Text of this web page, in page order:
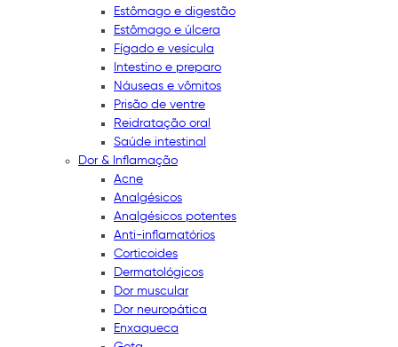
Estômago e digestão
Estômago e úlcera
Fígado e vesícula
Intestino e preparo
Náuseas e vômitos
Prisão de ventre
Reidratação oral
Saúde intestinal
Dor & Inflamação
Acne
Analgésicos
Analgésicos potentes
Anti-inflamatórios
Corticoides
Dermatológicos
Dor muscular
Dor neuropática
Enxaqueca